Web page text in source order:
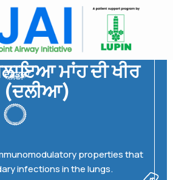
ਮਾਂਹ ਦੀ ਖੀਰ
(ਦਲੀਆ)
ਅਸਥਮਾ
ਦੋਸਤਾਨਾ
properties that
infections in the lungs.